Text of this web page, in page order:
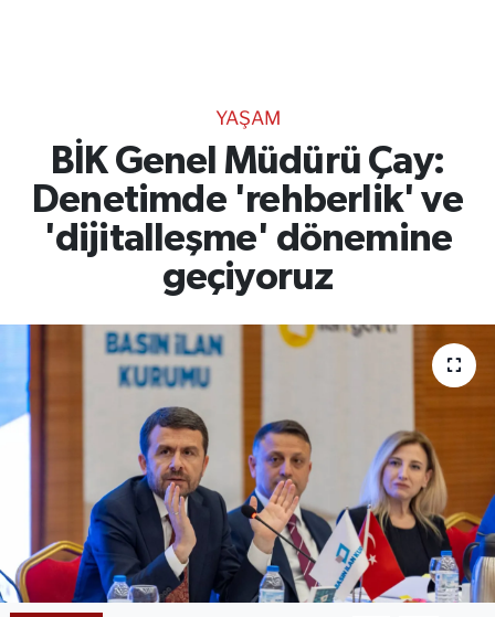
YAŞAM
BİK Genel Müdürü Çay:
Denetimde 'rehberlik' ve
'dijitalleşme' dönemine
geçiyoruz
RESMİ İLANLAR
Gencsesfm Canlı Dinle